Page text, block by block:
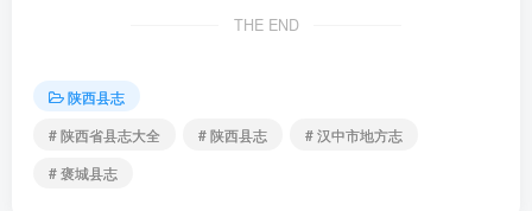
THE END
陕西县志
# 陕西省县志大全
# 陕西县志
# 汉中市地方志
# 褒城县志